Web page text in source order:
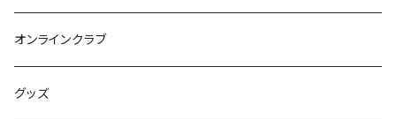
オンラインクラブ
グッズ